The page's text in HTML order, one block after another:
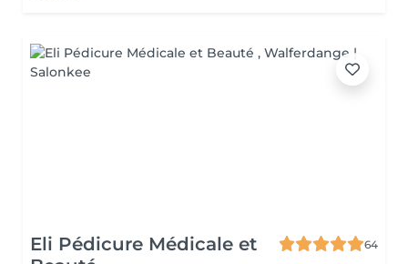
Eli Pédicure Médicale et
64